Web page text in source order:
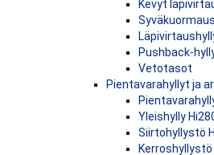
Kevyt
Pushback-
Vetotasot
Pientavarahyllyt ja
Yleishylly
Siirtohyllystö
Kerroshyllystö